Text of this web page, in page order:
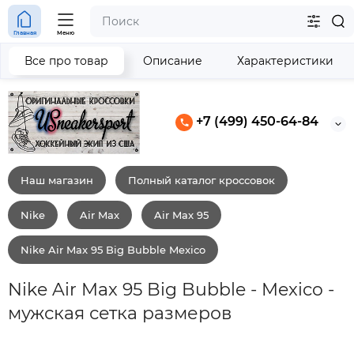
+7 (499) 450-64-84
Главная Меню
Наш магазин Полный каталог кроссовок
Nike Air Max Air Max 95
Nike Air Max 95 Big Bubble Mexico
Nike Air Max 95 Big Bubble - Mexico -
мужская сетка размеров
Все про товар Описание Характеристики